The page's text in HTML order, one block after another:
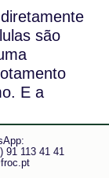
são
E a
as
e
91 113 41 41